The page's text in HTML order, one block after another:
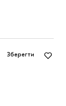
Зберегти